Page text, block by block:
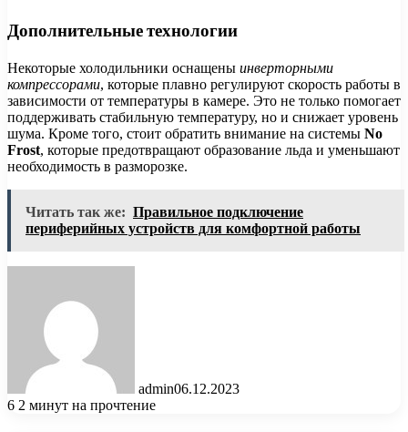
Дополнительные технологии
Некоторые холодильники оснащены инверторными
компрессорами, которые плавно регулируют скорость работы в
зависимости от температуры в камере. Это не только помогает
поддерживать стабильную температуру, но и снижает уровень
шума. Кроме того, стоит обратить внимание на системы No
Frost, которые предотвращают образование льда и уменьшают
необходимость в разморозке.
Читать так же: Правильное подключение
периферийных устройств для комфортной работы
admin06.12.2023
6 2 минут на прочтение